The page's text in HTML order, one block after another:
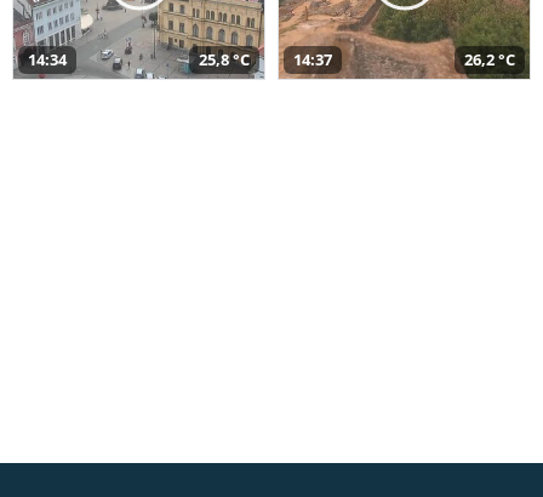
14:34 25,8 °C 14:37 26,2 °C